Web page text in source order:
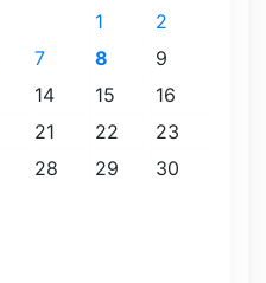
1
2
7 8
9
14 15
16
21 22
23
28 29
30